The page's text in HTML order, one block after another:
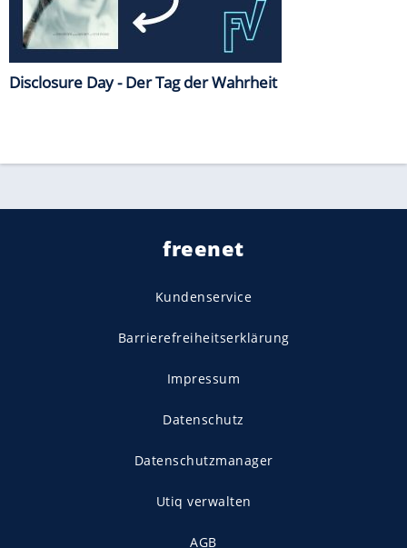
Disclosure Day - Der Tag der Wahrheit
freenet
Kundenservice
Barrierefreiheitserklärung
Impressum
Datenschutz
Datenschutzmanager
Utiq verwalten
AGB